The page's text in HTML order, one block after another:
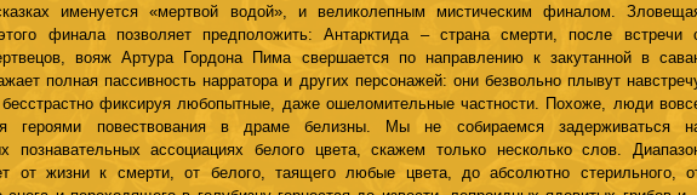
именуется «мертвой водой», и великолепным мистическим финалом.
финала позволяет предположить: Антарктида – страна смерти, после встречи
вояж Артура Гордона Пима свершается по направлению к закутанной в
полная пассивность нарратора и других персонажей: они безвольно плывут
бесстрастно фиксируя любопытные, даже ошеломительные частности. Похоже, люди
героями повествования в драме белизны. Мы не собираемся задерживаться
познавательных ассоциациях белого цвета, скажем только несколько слов.
от жизни к смерти, от белого, таящего любые цвета, до абсолютно стерильного,